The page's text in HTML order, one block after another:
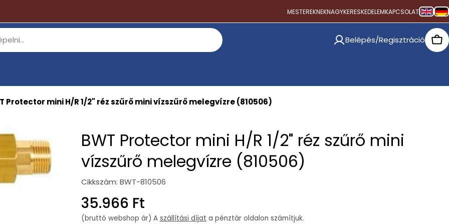
MESTEREKNEKNAGYKERESKEDELEMKAPCSOLAT
Belépés/Regisztráció
Protector mini H/R 1/2" réz szűrő mini vízszűrő melegvízre (810506)
BWT Protector mini H/R 1/2" réz szűrő mini
vízszűrő melegvízre (810506)
Cikkszám: BWT-810506
Regular
35.966 Ft
(bruttó webshop ár) A szállítási díjat a pénztár oldalon számítjuk.